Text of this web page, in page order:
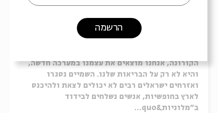
פרק 6: זכויות הפרט
24/03/21
הקורונה, אנחנו מוצאים את עצמנו במערכה חדשה,
והיא לא רק על הבריאות שלנו. השמיים נסגרו
ואזרחים ישראלים רבים לא יכולים לצאת ולהיכנס
לארץ בחופשיות, אנשים נשלחים לבידוד
ב"מלוניות&quo...
הרשמה